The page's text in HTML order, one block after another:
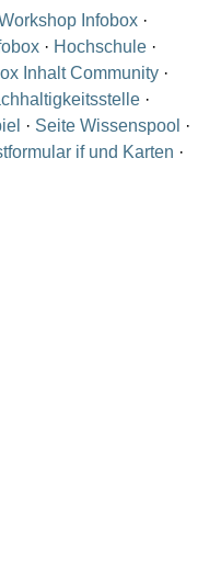
Infobox ·
· Hochschule ·
Inhalt Community ·
·
· Seite Wissenspool ·
if und Karten ·